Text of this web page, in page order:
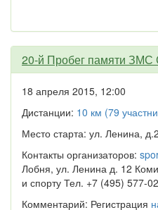
20-й Пробег памяти
18 апреля 2015, 12:00
Дистанции: 10 км (79
Место старта: ул. Ленина,
Контакты организаторов:
Лобня, ул. Ленина д. 12
и спорту Тел. +7 (495) 577-
Комментарий: Регистрация